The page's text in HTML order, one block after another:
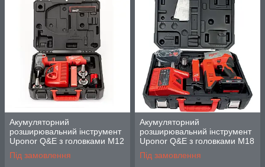
Акумуляторний
розширювальний інструмент
Uponor Q&E з головками M12
10bar
Під замовлення
Акумуляторний
розширювальний інструмент
Uponor Q&E з головками M18
10bar
Під замовлення